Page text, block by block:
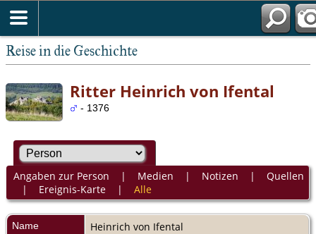
Reise in die Geschichte
Ritter Heinrich von Ifental
- 1376
Angaben zur Person | Medien | Notizen | Quellen
| Ereignis-Karte| Alle
Name Heinrich von Ifental